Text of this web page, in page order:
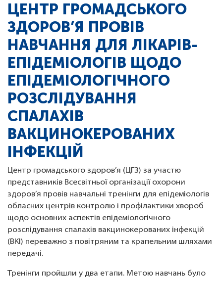
ЦЕНТР ГРОМАДСЬКОГО
ЗДОРОВ’Я ПРОВІВ
НАВЧАННЯ ДЛЯ ЛІКАРІВ-
ЕПІДЕМІОЛОГІВ ЩОДО
ЕПІДЕМІОЛОГІЧНОГО
РОЗСЛІДУВАННЯ
СПАЛАХІВ
ВАКЦИНОКЕРОВАНИХ
ІНФЕКЦІЙ
Центр громадського здоров’я (ЦГЗ) за участю
представників Всесвітньої організації охорони
здоров’я провів навчальні тренінги для епідеміологів
обласних центрів контролю і профілактики хвороб
щодо основних аспектів епідеміологічного
розслідування спалахів вакцинокерованих інфекцій
(ВКІ) переважно з повітряним та крапельним шляхами
передачі.
Тренінги пройшли у два етапи. Метою навчань було